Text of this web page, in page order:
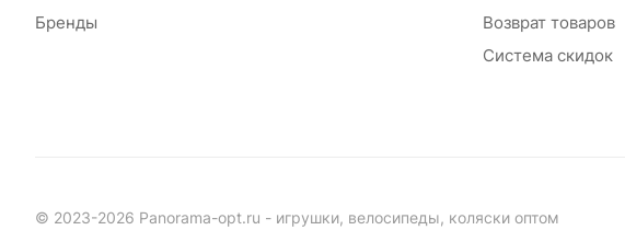
Бренды
Возврат товаров
Система скидок
© 2023-2026 Panorama-opt.ru - игрушки, велосипеды, коляски оптом